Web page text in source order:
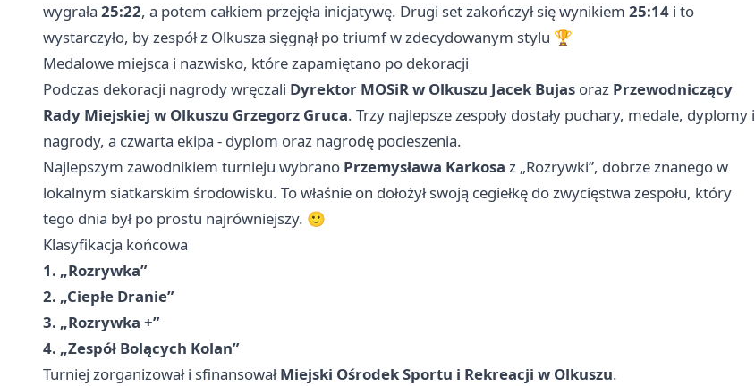
wygrała 25:22, a potem całkiem przejęła inicjatywę. Drugi set zakończył się wynikiem 25:14 i to
wystarczyło, by zespół z Olkusza sięgnął po triumf w zdecydowanym stylu 🏆
Medalowe miejsca i nazwisko, które zapamiętano po dekoracji
Podczas dekoracji nagrody wręczali Dyrektor MOSiR w Olkuszu Jacek Bujas oraz Przewodniczący
Rady Miejskiej w Olkuszu Grzegorz Gruca. Trzy najlepsze zespoły dostały puchary, medale, dyplomy i
nagrody, a czwarta ekipa - dyplom oraz nagrodę pocieszenia.
Najlepszym zawodnikiem turnieju wybrano Przemysława Karkosa z „Rozrywki”, dobrze znanego w
lokalnym siatkarskim środowisku. To właśnie on dołożył swoją cegiełkę do zwycięstwa zespołu, który
tego dnia był po prostu najrówniejszy. 🙂
Klasyfikacja końcowa
1. „Rozrywka”
2. „Ciepłe Dranie”
3. „Rozrywka +”
4. „Zespół Bolących Kolan”
Turniej zorganizował i sfinansowałMiejski Ośrodek Sportu i Rekreacji w Olkuszu.